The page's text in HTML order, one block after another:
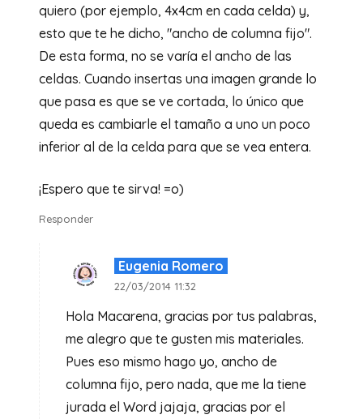
quiero (por ejemplo, 4x4cm en cada celda) y,
esto que te he dicho, "ancho de columna fijo".
De esta forma, no se varía el ancho de las
celdas. Cuando insertas una imagen grande lo
que pasa es que se ve cortada, lo único que
queda es cambiarle el tamaño a uno un poco
inferior al de la celda para que se vea entera.
¡Espero que te sirva! =o)
Responder
Eugenia Romero
22/03/2014 11:32
Hola Macarena, gracias por tus palabras,
me alegro que te gusten mis materiales.
Pues eso mismo hago yo, ancho de
columna fijo, pero nada, que me la tiene
jurada el Word jajaja, gracias por el